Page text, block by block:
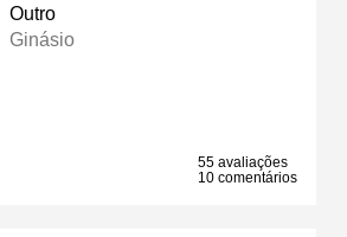
Outro
Ginásio
55 avaliações
10 comentários